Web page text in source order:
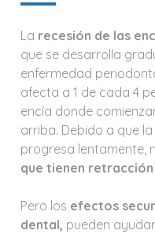
La recesión de las
que se desarrolla
enfermedad
afecta a 1 de cada 4
encía donde
arriba. Debido a que
progresa lentamente,
que tienen retracción
Pero los efectos
dental, pueden